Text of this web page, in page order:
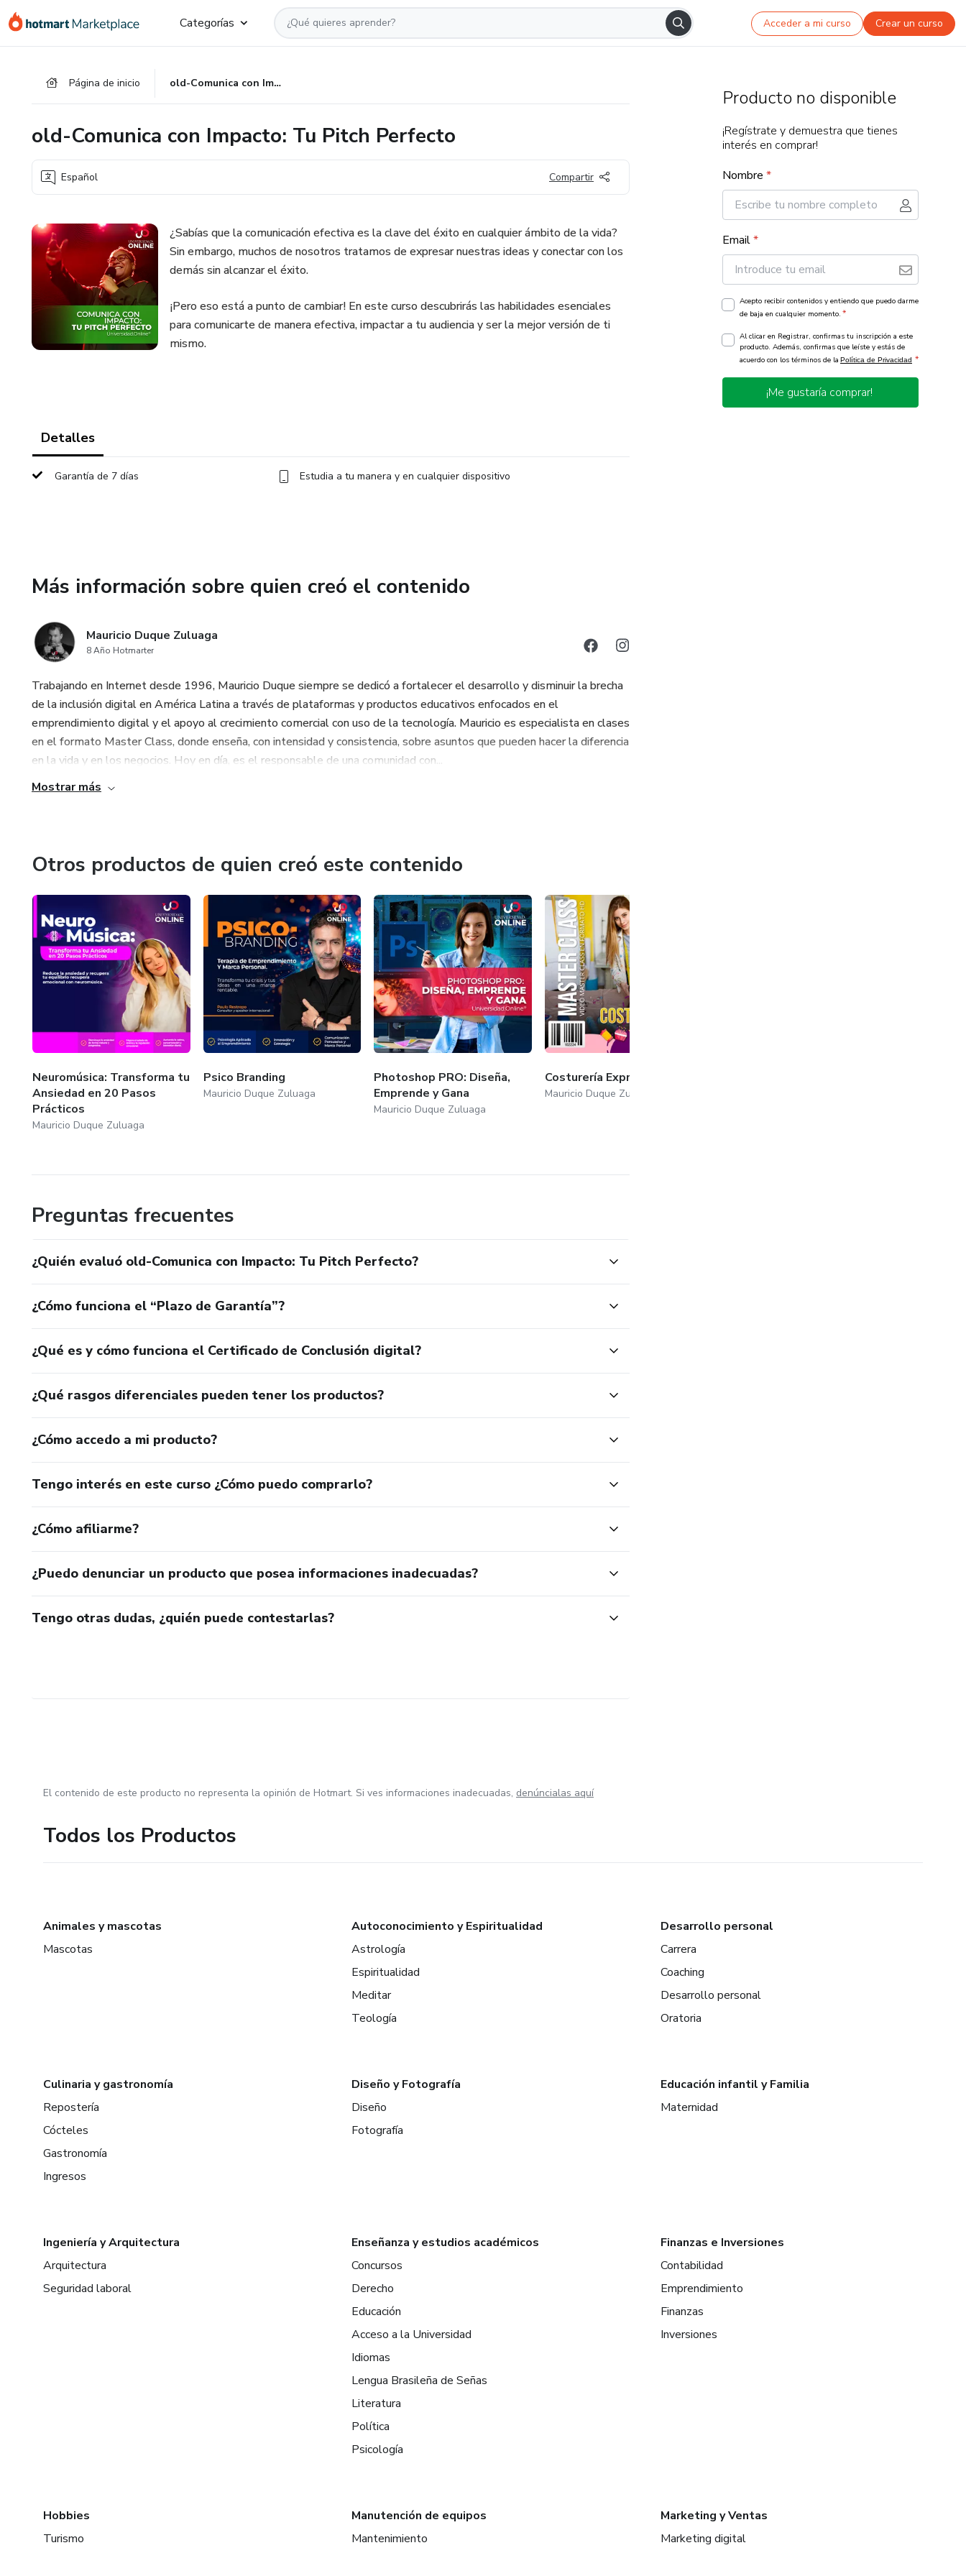
Categorías Acceder a mi curso Crear un curso
Página de inicio old-Comunica con Impacto: Tu Pitch Perfecto
old-Comunica con Impacto: Tu Pitch Perfecto
Español Compartir
¿Sabías que la comunicación efectiva es la clave del éxito en cualquier ámbito de la vida?
Sin embargo, muchos de nosotros tratamos de expresar nuestras ideas y conectar con los
demás sin alcanzar el éxito.
¡Pero eso está a punto de cambiar! En este curso descubrirás las habilidades esenciales
para comunicarte de manera efectiva, impactar a tu audiencia y ser la mejor versión de ti
mismo.
Detalles
Garantía de 7 días Estudia a tu manera y en cualquier dispositivo
Más información sobre quien creó el contenido
Mauricio Duque Zuluaga
8 Año Hotmarter
Trabajando en Internet desde 1996, Mauricio Duque siempre se dedicó a fortalecer el desarrollo y disminuir la brecha
de la inclusión digital en América Latina a través de plataformas y productos educativos enfocados en el
emprendimiento digital y el apoyo al crecimiento comercial con uso de la tecnología. Mauricio es especialista en clases
en el formato Master Class, donde enseña, con intensidad y consistencia, sobre asuntos que pueden hacer la diferencia
en la vida y en los negocios. Hoy en día, es el responsable de una comunidad con...
Mostrar más
Otros productos de quien creó este contenido
Neuromúsica: Transforma tu
Ansiedad en 20 Pasos
Prácticos
Mauricio Duque Zuluaga
Psico Branding
Mauricio Duque Zuluaga
Photoshop PRO: Diseña,
Emprende y Gana
Mauricio Duque Zuluaga
Costurería Express
Mauricio Duque Zuluaga
Preguntas frecuentes
¿Quién evaluó old-Comunica con Impacto: Tu Pitch Perfecto?
¿Cómo funciona el “Plazo de Garantía”?
¿Qué es y cómo funciona el Certificado de Conclusión digital?
¿Qué rasgos diferenciales pueden tener los productos?
¿Cómo accedo a mi producto?
Tengo interés en este curso ¿Cómo puedo comprarlo?
¿Cómo afiliarme?
¿Puedo denunciar un producto que posea informaciones inadecuadas?
Tengo otras dudas, ¿quién puede contestarlas?
Producto no disponible
¡Regístrate y demuestra que tienes
interés en comprar!
Nombre *
Email*
Acepto recibir contenidos y entiendo que puedo darme
de baja en cualquier momento. *
Al clicar en Registrar, confirmas tu inscripción a este
producto. Además, confirmas que leíste y estás de
acuerdo con los términos de la Política de Privacidad *
¡Me gustaría comprar!
El contenido de este producto no representa la opinión de Hotmart. Si ves informaciones inadecuadas, denúncialas aquí
Todos los Productos
Animales y mascotas
Mascotas
Autoconocimiento y Espiritualidad
Astrología
Espiritualidad
Meditar
Teología
Desarrollo personal
Carrera
Coaching
Desarrollo personal
Oratoria
Culinaria y gastronomía
Repostería
Cócteles
Gastronomía
Ingresos
Diseño y Fotografía
Diseño
Fotografía
Educación infantil y Familia
Maternidad
Ingeniería y Arquitectura
Arquitectura
Seguridad laboral
Enseñanza y estudios académicos
Concursos
Derecho
Educación
Acceso a la Universidad
Idiomas
Lengua Brasileña de Señas
Literatura
Política
Psicología
Finanzas e Inversiones
Contabilidad
Emprendimiento
Finanzas
Inversiones
Hobbies
Turismo
Manutención de equipos
Mantenimiento
Marketing y Ventas
Marketing digital